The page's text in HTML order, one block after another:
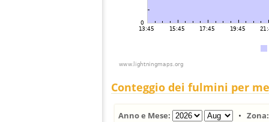
Conteggio dei fulmini per
Anno e Mese: •